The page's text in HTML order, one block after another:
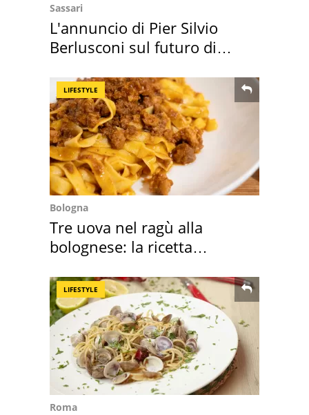
Sassari
L'annuncio di Pier Silvio
Berlusconi sul futuro di
LIFESTYLE
Bologna
Tre uova nel ragù alla
bolognese: la ricetta
LIFESTYLE
Roma